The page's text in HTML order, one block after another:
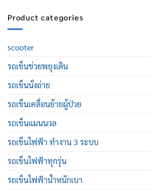
Product categories
scooter
รถเข็นช่วยพยุงเดิน
รถเข็นนั่งถ่าย
รถเข็นเคลื่อนย้ายผู้ป่วย
รถเข็นแมนนวล
รถเข็นไฟฟ้า ทำงาน 3 ระบบ
รถเข็นไฟฟ้าทุกรุ่น
รถเข็นไฟฟ้าน้ำหนักเบา